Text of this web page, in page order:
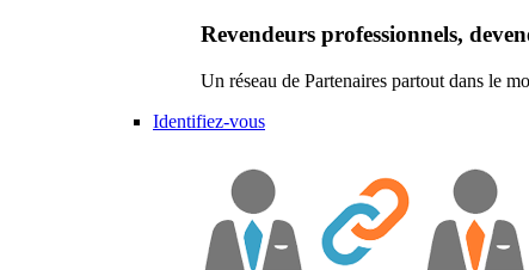
Revendeurs professionnels,
Un réseau de Partenaires partout dans le
Identifiez-vous